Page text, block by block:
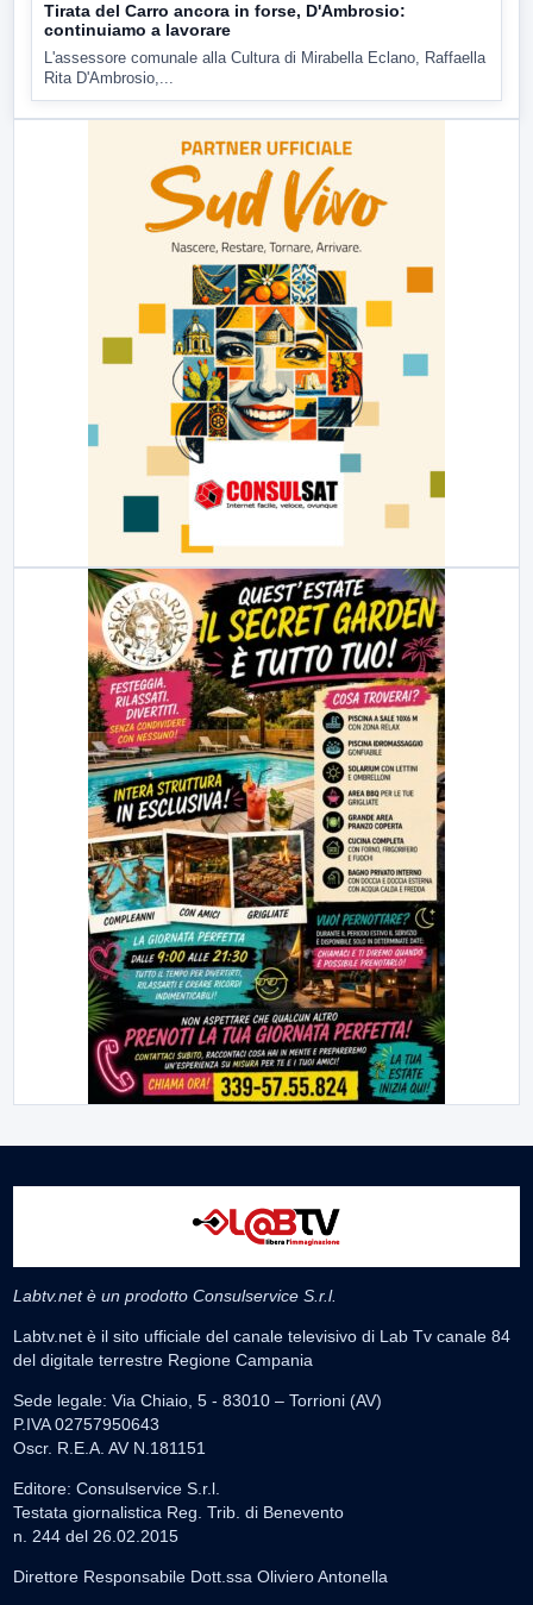
Tirata del Carro ancora in forse, D'Ambrosio:
continuiamo a lavorare
L'assessore comunale alla Cultura di Mirabella Eclano, Raffaella
Rita D'Ambrosio,...
Labtv.net è un prodotto Consulservice S.r.l.
Labtv.net è il sito ufficiale del canale televisivo di Lab Tv canale 84
del digitale terrestre Regione Campania
Sede legale: Via Chiaio, 5 - 83010 – Torrioni (AV)
P.IVA 02757950643
Oscr. R.E.A. AV N.181151
Editore: Consulservice S.r.l.
Testata giornalistica Reg. Trib. di Benevento
n. 244 del 26.02.2015
Direttore Responsabile Dott.ssa Oliviero Antonella